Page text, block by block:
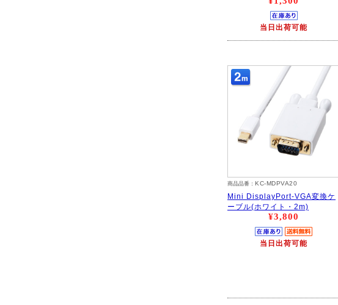
当日出荷可能
商品品番： KC-MDPVA20
Mini DisplayPort-VGA変換ケ
ーブル(ホワイト・2m)
¥3,800
当日出荷可能